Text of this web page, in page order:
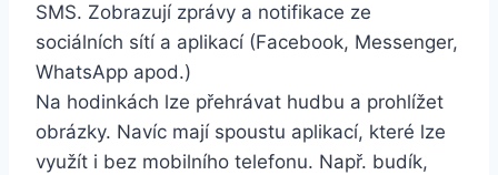
SMS. Zobrazují zprávy a notifikace ze
sociálních sítí a aplikací (Facebook, Messenger,
WhatsApp apod.)
Na hodinkách lze přehrávat hudbu a prohlížet
obrázky. Navíc mají spoustu aplikací, které lze
využít i bez mobilního telefonu. Např. budík,